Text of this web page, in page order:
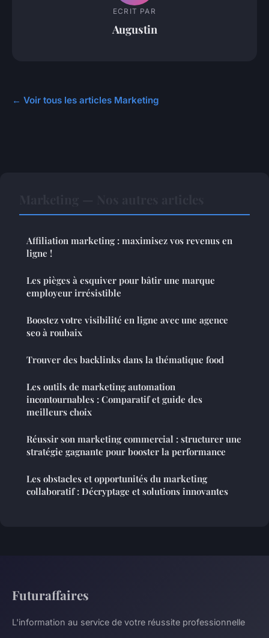
ECRIT PAR
Augustin
← Voir tous les articles Marketing
Affiliation marketing : maximisez vos revenus en
ligne !
Les pièges à esquiver pour bâtir une marque
employeur irrésistible
Boostez votre visibilité en ligne avec une agence
seo à roubaix
Trouver des backlinks dans la thématique food
Les outils de marketing automation
incontournables : Comparatif et guide des
meilleurs choix
Réussir son marketing commercial : structurer une
stratégie gagnante pour booster la performance
Les obstacles et opportunités du marketing
collaboratif : Décryptage et solutions innovantes
Futuraffaires
L'information au service de votre réussite professionnelle